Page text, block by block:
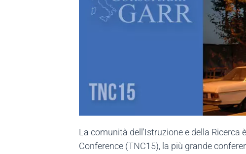
La comunità dell'Istruzione e della Ricerca
Conference (TNC15), la più grande